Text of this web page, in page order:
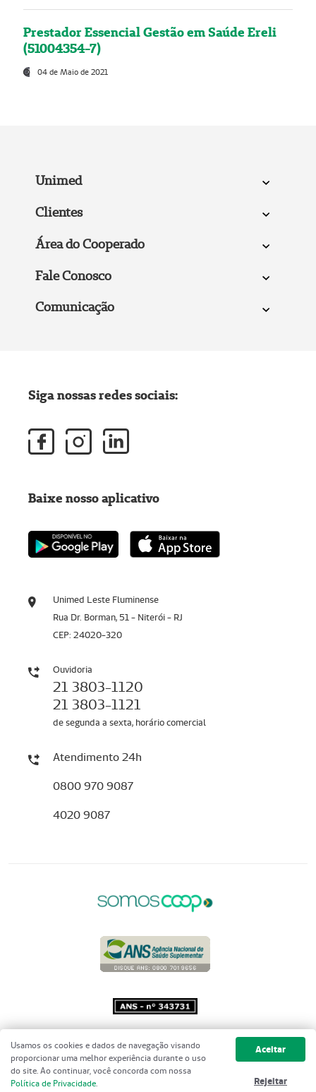
Prestador Essencial Gestão em Saúde Ereli
(51004354-7)
04 de Maio de 2021
Unimed
Clientes
Área do Cooperado
Fale Conosco
Comunicação
Unimed Leste Fluminense
Rua Dr. Borman, 51 - Niterói - RJ
CEP: 24020-320
Ouvidoria
21 3803-1120
21 3803-1121
de segunda a sexta, horário comercial
Atendimento 24h
0800 970 9087
4020 9087
Siga nossas redes sociais:
Baixe nosso aplicativo
Copyright 2001 - 2026 Unimed do
Brasil - Todos os direitos reservados
Usamos os cookies e dados de navegação visando
proporcionar uma melhor experiência durante o uso
do site. Ao continuar, você concorda com nossa
Política de Privacidade.
Aceitar
Rejeitar